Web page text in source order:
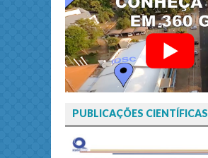
PUBLICAÇÕES CIENTÍFICAS